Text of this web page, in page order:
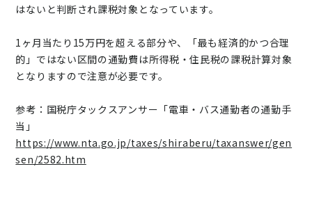
はないと判断され課税対象となっています。
1ヶ月当たり15万円を超える部分や、「最も経済的かつ合理
的」ではない区間の通勤費は所得税・住民税の課税計算対象
となりますので注意が必要です。
参考：国税庁タックスアンサー「電車・バス通勤者の通勤手
当」
https://www.nta.go.jp/taxes/shiraberu/taxanswer/gen
sen/2582.htm